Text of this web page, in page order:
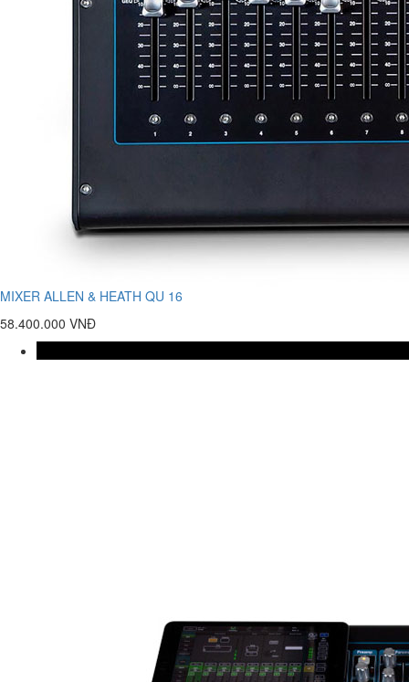
MIXER ALLEN & HEATH QU 16
58.400.000 VNĐ